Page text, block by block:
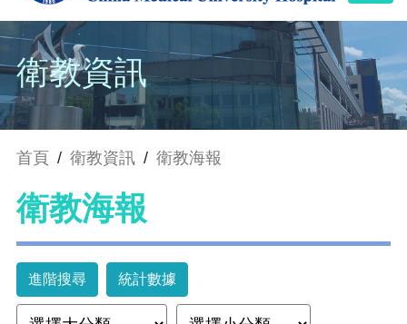
衛教資訊
首頁 / 衛教資訊 / 衛教海報
衛教海報
進階搜尋 統計數據